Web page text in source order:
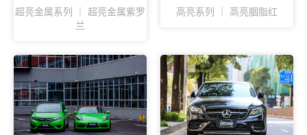
超亮金属系列 ｜ 超亮金属紫罗
兰
高亮系列 ｜ 高亮胭脂红